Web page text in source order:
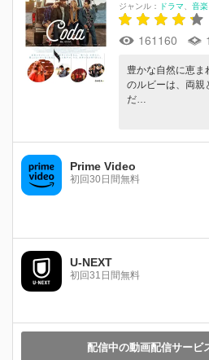
ジャンル：
ドラマ 音楽
161160
豊かな自然に恵ま
のルビーは、両親
だ…
Prime Video
初回30日間無料
U-NEXT
初回31日間無料
配信中の動画配信サービ